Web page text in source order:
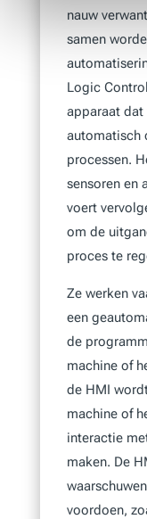
nauw
samen
Logic
apparaat
automatisch
processen.
sensoren en
voert
om de
proces te
Ze werken
een
de
machine of
de HMI
machine of
interactie
maken. De
voordoen,